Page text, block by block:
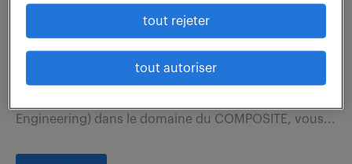
28 000 - 31 000 € / an
Dans le cadre de cette mission de 6 mois (qui sera
renouvelée jusqu'à 18 mois), basée sur Marignane,
Engineering) dans le domaine du COMPOSITE, vous...
tout rejeter
tout autoriser